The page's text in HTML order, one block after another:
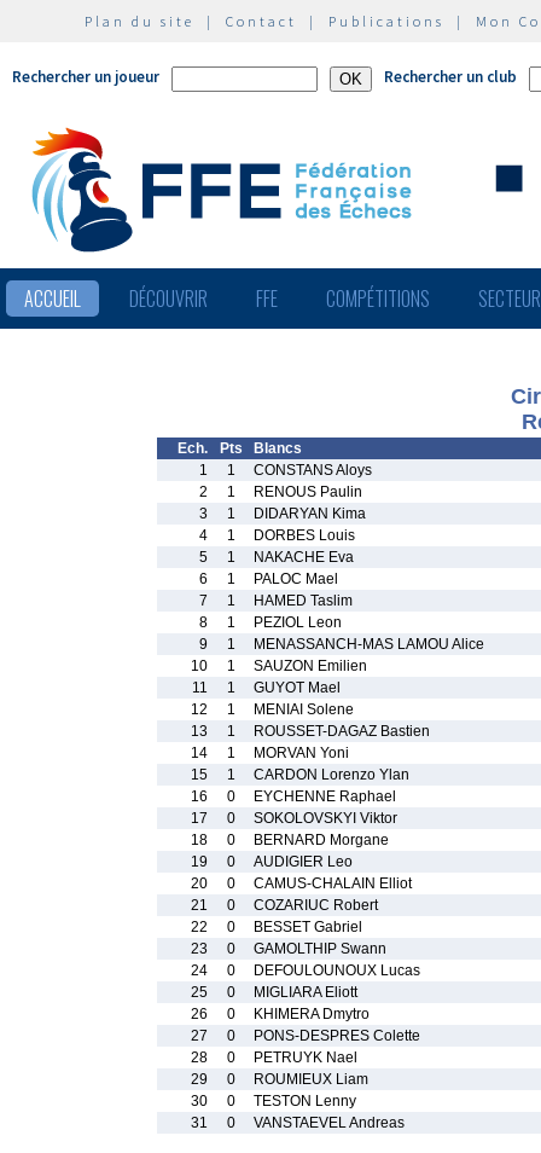
Plan du site | Contact | Publications | Mon
Rechercher un joueur Rechercher un club
ACCUEIL DÉCOUVRIR FFE COMPÉTITIONS
Ech. Pts
Blancs
1
1
CONSTANS Aloys
2
1
RENOUS Paulin
3
1
DIDARYAN Kima
4
1
DORBES Louis
5
1
NAKACHE Eva
6
1
PALOC Mael
7
1
HAMED Taslim
8
1
PEZIOL Leon
9
1
MENASSANCH-MAS LAMOU Alice
10
1
SAUZON Emilien
11
1
GUYOT Mael
12
1
MENIAI Solene
13
1
ROUSSET-DAGAZ Bastien
14
1
MORVAN Yoni
15
1
CARDON Lorenzo Ylan
16
0
EYCHENNE Raphael
17
0
SOKOLOVSKYI Viktor
18
0
BERNARD Morgane
19
0
AUDIGIER Leo
20
0
CAMUS-CHALAIN Elliot
21
0
COZARIUC Robert
22
0
BESSET Gabriel
23
0
GAMOLTHIP Swann
24
0
DEFOULOUNOUX Lucas
25
0
MIGLIARA Eliott
26
0
KHIMERA Dmytro
27
0
PONS-DESPRES Colette
28
0
PETRUYK Nael
29
0
ROUMIEUX Liam
30
0
TESTON Lenny
31
0 VANSTAEVEL Andreas